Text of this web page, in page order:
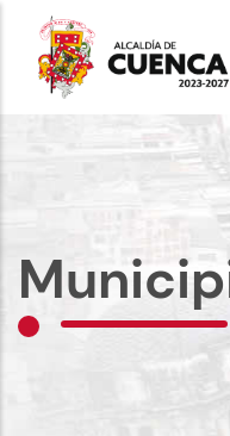
contenido
principal